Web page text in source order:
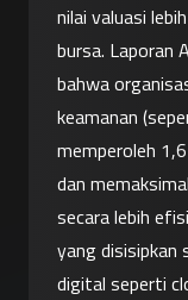
nilai valuasi
bursa. Laporan
bahwa
keamanan
memperoleh
dan
secara lebih
yang disisipkan
digital seperti